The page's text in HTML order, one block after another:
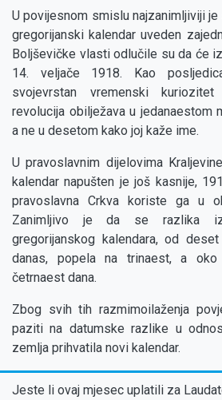
U povijesnom smislu najzanimljiviji je
gregorijanski kalendar uveden
Boljševičke vlasti odlučile su da će
14. veljače 1918. Kao
svojevrstan vremenski
revolucija obilježava u jedanaestom
a ne u desetom kako joj kaže ime.
U pravoslavnim dijelovima
kalendar napušten je još kasnije,
pravoslavna Crkva koriste ga u
Zanimljivo je da se razlika
gregorijanskog kalendara, od
danas, popela na trinaest, a
četrnaest dana.
Zbog svih tih razmimoilaženja
paziti na datumske razlike u
zemlja prihvatila novi kalendar.
Jeste li ovaj mjesec uplatili za